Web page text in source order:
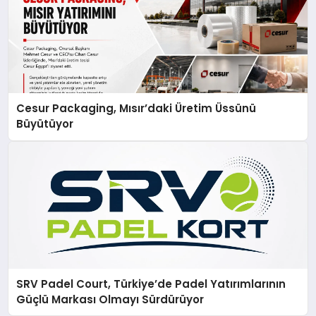
Cesur Packaging, Mısır’daki Üretim Üssünü
Büyütüyor
SRV Padel Court, Türkiye’de Padel Yatırımlarının
Güçlü Markası Olmayı Sürdürüyor